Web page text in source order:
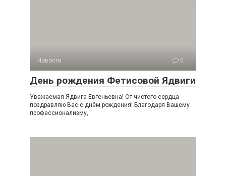
Новости 0
День рождения Фетисовой Ядвиги
Уважаемая Ядвига Евгеньевна! От чистого сердца
поздравляю Вас с днём рождения! Благодаря Вашему
профессионализму,